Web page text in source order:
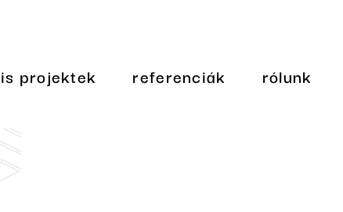
projektek referenciák rólunk